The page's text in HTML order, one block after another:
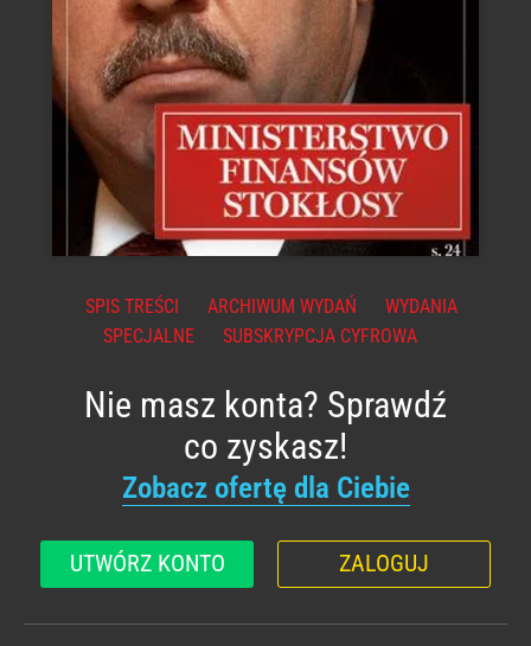
SPIS TREŚCI ARCHIWUM WYDAŃ
WYDANIA
SPECJALNE
SUBSKRYPCJA CYFROWA
Nie masz konta? Sprawdź
co zyskasz!
Zobacz ofertę dla Ciebie
UTWÓRZ KONTO ZALOGUJ